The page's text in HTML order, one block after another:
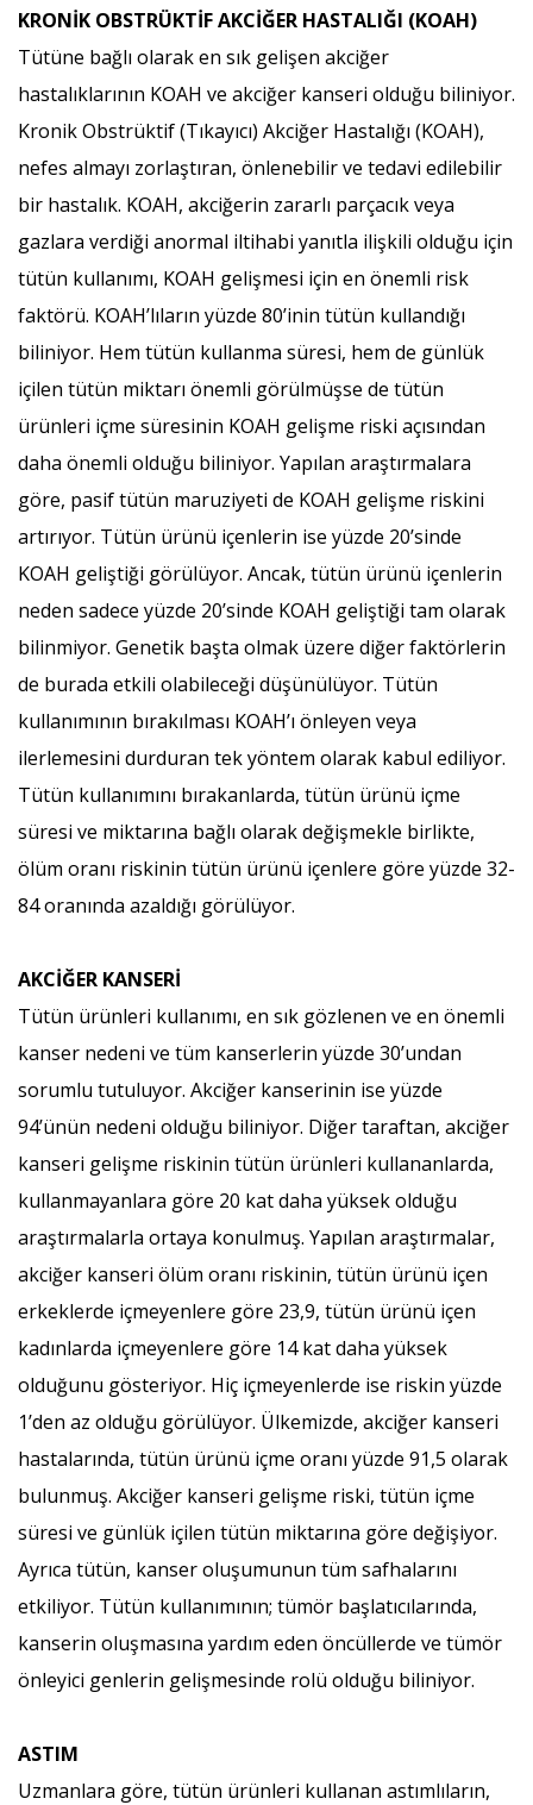
KRONİK OBSTRÜKTİF AKCİĞER HASTALIĞI (KOAH)
Tütüne bağlı olarak en sık gelişen akciğer
hastalıklarının KOAH ve akciğer kanseri olduğu biliniyor.
Kronik Obstrüktif (Tıkayıcı) Akciğer Hastalığı (KOAH),
nefes almayı zorlaştıran, önlenebilir ve tedavi edilebilir
bir hastalık. KOAH, akciğerin zararlı parçacık veya
gazlara verdiği anormal iltihabi yanıtla ilişkili olduğu için
tütün kullanımı, KOAH gelişmesi için en önemli risk
faktörü. KOAH’lıların yüzde 80’inin tütün kullandığı
biliniyor. Hem tütün kullanma süresi, hem de günlük
içilen tütün miktarı önemli görülmüşse de tütün
ürünleri içme süresinin KOAH gelişme riski açısından
daha önemli olduğu biliniyor. Yapılan araştırmalara
göre, pasif tütün maruziyeti de KOAH gelişme riskini
artırıyor. Tütün ürünü içenlerin ise yüzde 20’sinde
KOAH geliştiği görülüyor. Ancak, tütün ürünü içenlerin
neden sadece yüzde 20’sinde KOAH geliştiği tam olarak
bilinmiyor. Genetik başta olmak üzere diğer faktörlerin
de burada etkili olabileceği düşünülüyor. Tütün
kullanımının bırakılması KOAH’ı önleyen veya
ilerlemesini durduran tek yöntem olarak kabul ediliyor.
Tütün kullanımını bırakanlarda, tütün ürünü içme
süresi ve miktarına bağlı olarak değişmekle birlikte,
ölüm oranı riskinin tütün ürünü içenlere göre yüzde 32-
84 oranında azaldığı görülüyor.
AKCİĞER KANSERİ
Tütün ürünleri kullanımı, en sık gözlenen ve en önemli
kanser nedeni ve tüm kanserlerin yüzde 30’undan
sorumlu tutuluyor. Akciğer kanserinin ise yüzde
94’ünün nedeni olduğu biliniyor. Diğer taraftan, akciğer
kanseri gelişme riskinin tütün ürünleri kullananlarda,
kullanmayanlara göre 20 kat daha yüksek olduğu
araştırmalarla ortaya konulmuş. Yapılan araştırmalar,
akciğer kanseri ölüm oranı riskinin, tütün ürünü içen
erkeklerde içmeyenlere göre 23,9, tütün ürünü içen
kadınlarda içmeyenlere göre 14 kat daha yüksek
olduğunu gösteriyor. Hiç içmeyenlerde ise riskin yüzde
1’den az olduğu görülüyor. Ülkemizde, akciğer kanseri
hastalarında, tütün ürünü içme oranı yüzde 91,5 olarak
bulunmuş. Akciğer kanseri gelişme riski, tütün içme
süresi ve günlük içilen tütün miktarına göre değişiyor.
Ayrıca tütün, kanser oluşumunun tüm safhalarını
etkiliyor. Tütün kullanımının; tümör başlatıcılarında,
kanserin oluşmasına yardım eden öncüllerde ve tümör
önleyici genlerin gelişmesinde rolü olduğu biliniyor.
ASTIM
Uzmanlara göre, tütün ürünleri kullanan astımlıların,